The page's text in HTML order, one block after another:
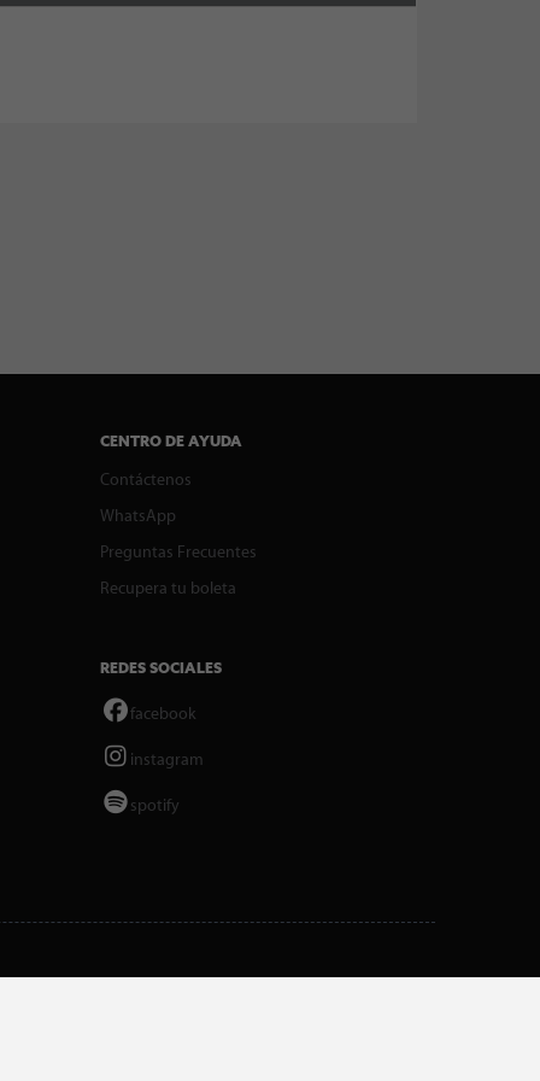
CENTRO DE AYUDA
Contáctenos
WhatsApp
Preguntas Frecuentes
Recupera tu boleta
REDES SOCIALES
facebook
instagram
spotify